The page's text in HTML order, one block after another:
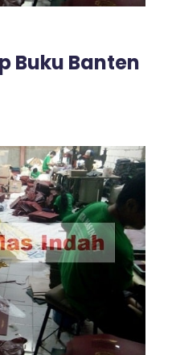
Buku Banten